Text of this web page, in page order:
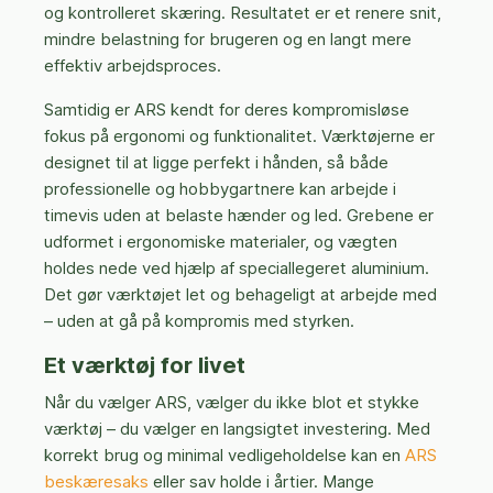
og kontrolleret skæring. Resultatet er et renere snit,
mindre belastning for brugeren og en langt mere
effektiv arbejdsproces.
Samtidig er ARS kendt for deres kompromisløse
fokus på ergonomi og funktionalitet. Værktøjerne er
designet til at ligge perfekt i hånden, så både
professionelle og hobbygartnere kan arbejde i
timevis uden at belaste hænder og led. Grebene er
udformet i ergonomiske materialer, og vægten
holdes nede ved hjælp af speciallegeret aluminium.
Det gør værktøjet let og behageligt at arbejde med
– uden at gå på kompromis med styrken.
Et værktøj for livet
Når du vælger ARS, vælger du ikke blot et stykke
værktøj – du vælger en langsigtet investering. Med
korrekt brug og minimal vedligeholdelse kan en ARS
beskæresaks eller sav holde i årtier. Mange